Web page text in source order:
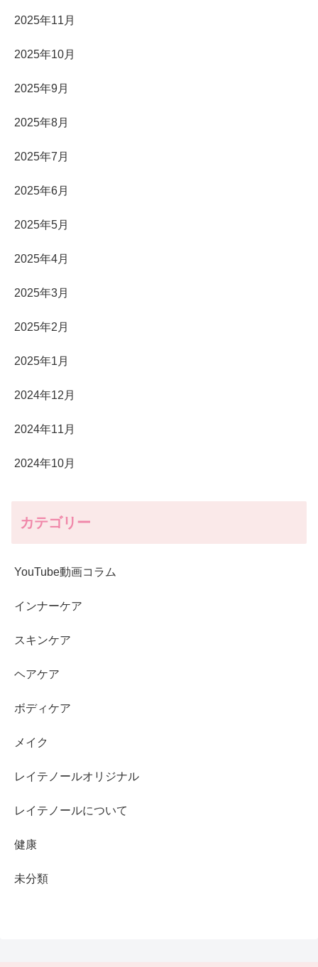
2025年11月
2025年10月
2025年9月
2025年8月
2025年7月
2025年6月
2025年5月
2025年4月
2025年3月
2025年2月
2025年1月
2024年12月
2024年11月
2024年10月
カテゴリー
YouTube動画コラム
インナーケア
スキンケア
ヘアケア
ボディケア
メイク
レイテノールオリジナル
レイテノールについて
健康
未分類